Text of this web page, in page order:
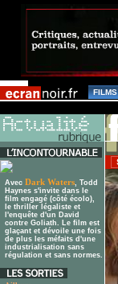
FILMS
Avec Dark Waters, Todd
Haynes s'invite dans le
film engagé (côté écolo),
le thriller légaliste et
l'enquête d'un David
contre Goliath. Le film est
glaçant et dévoile une fois
de plus les méfaits d'une
industrialisation sans
régulation et sans normes.